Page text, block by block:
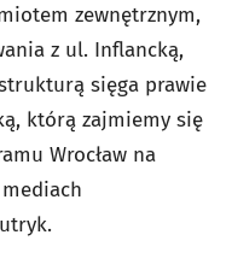
zewnętrznym,
z ul. Inflancką,
sięga prawie
którą zajmiemy się
Wrocław na